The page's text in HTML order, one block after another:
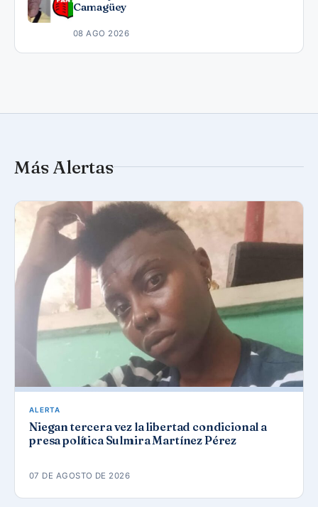
Camagüey
08 AGO 2026
Más Alertas
ALERTA
Niegan tercera vez la libertad condicional a
presa política Sulmira Martínez Pérez
07 DE AGOSTO DE 2026